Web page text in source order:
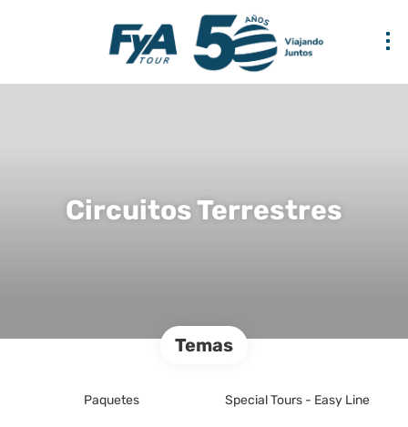
Circuitos Terrestres
Temas
Paquetes Special Tours - Easy Line